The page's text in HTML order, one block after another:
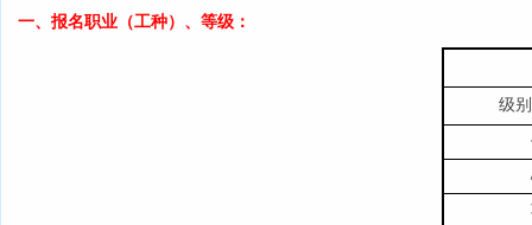
一、报名职业（工种）、等级：
级